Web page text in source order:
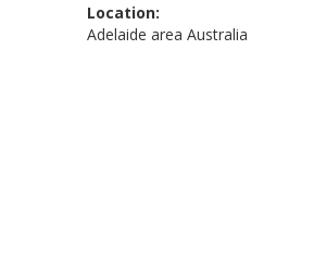
Location:
Adelaide area Australia